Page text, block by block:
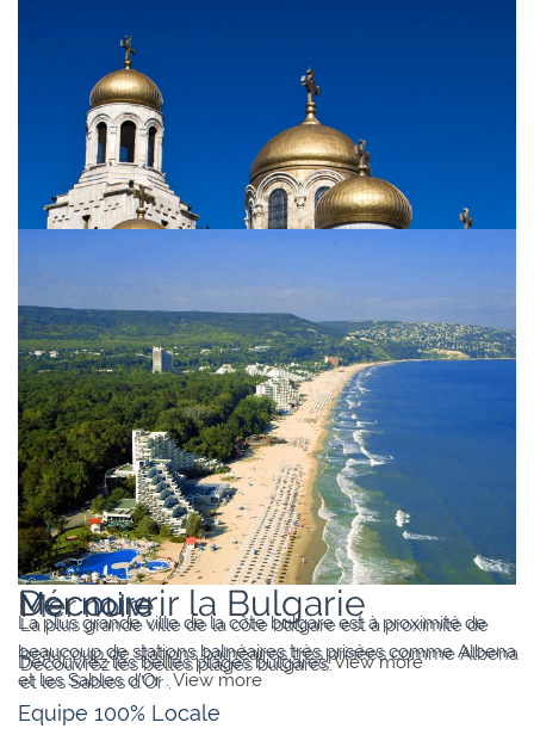
Cuisine bulgare
Goûtez aux plats typiques bulgares. Retrouvez les
savoureuses recettes traditionnelles.View more
Varna
La plus grande ville de la côte bulgare est à proximité de
beaucoup de stations balnéaires très prisées comme Albena
et les Sables d’Or . View more
Mer noire
Découvrez les belles plages bulgares.View more
Découvrir la Bulgarie
Equipe 100% Locale